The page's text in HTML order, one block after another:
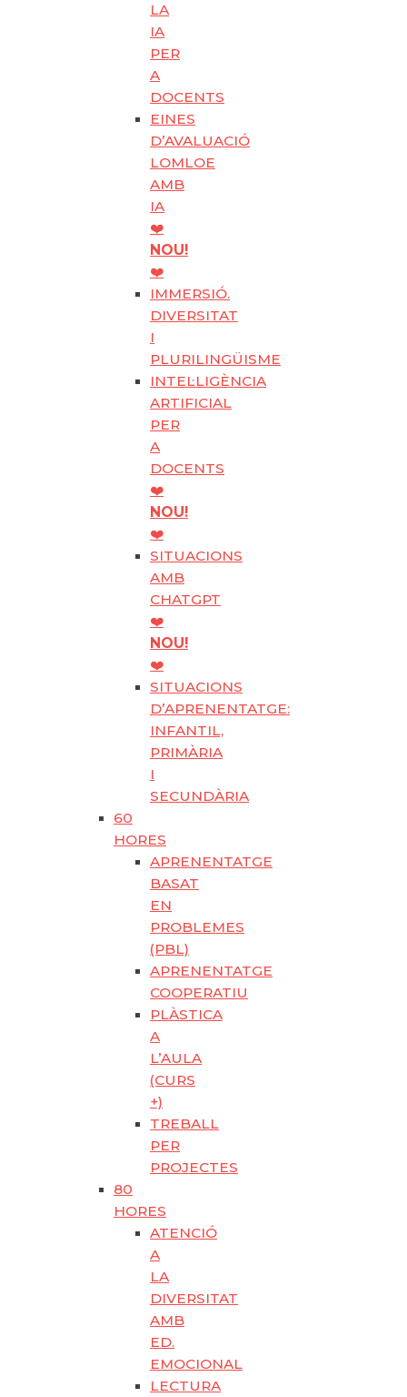
LA
IA
PER
A
DOCENTS
EINES
D’AVALUACIÓ
LOMLOE
AMB
IA
❤️
NOU!
❤️
IMMERSIÓ.
DIVERSITAT
I
PLURILINGÜISME
INTEL·LIGÈNCIA
ARTIFICIAL
PER
A
DOCENTS
❤️
NOU!
❤️
SITUACIONS
AMB
CHATGPT
❤️
NOU!
❤️
SITUACIONS
D’APRENENTATGE:
INFANTIL,
PRIMÀRIA
I
SECUNDÀRIA
60
HORES
APRENENTATGE
BASAT
EN
PROBLEMES
(PBL)
APRENENTATGE
COOPERATIU
PLÀSTICA
A
L’AULA
(CURS
+)
TREBALL
PER
PROJECTES
80
HORES
ATENCIÓ
A
LA
DIVERSITAT
AMB
ED.
EMOCIONAL
LECTURA